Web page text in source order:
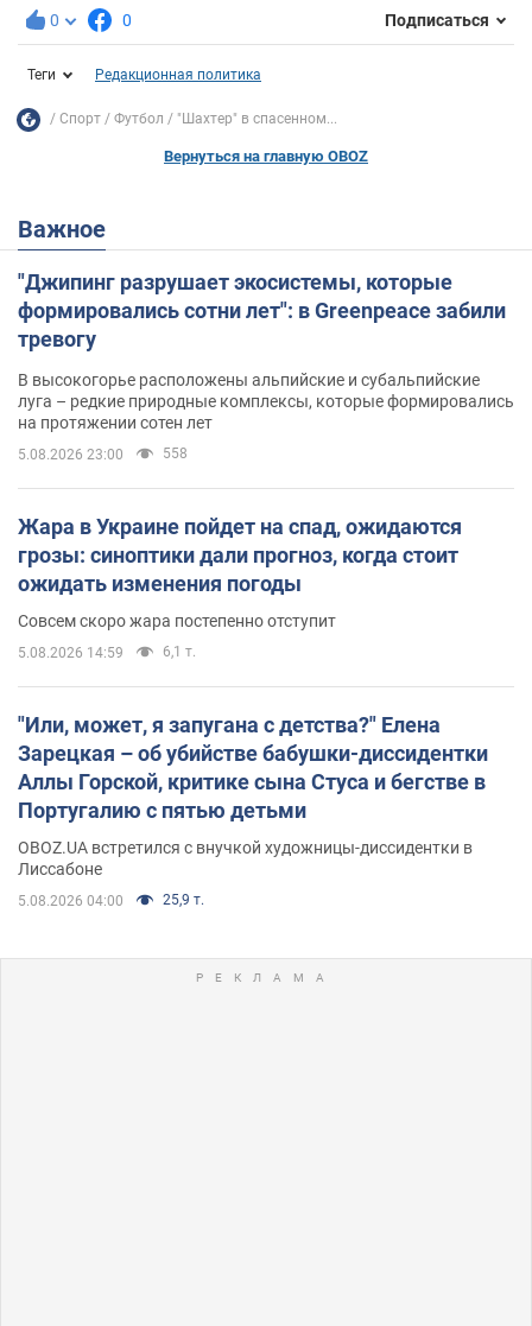
0 0 Подписаться
Теги Редакционная политика
Спорт Футбол "Шахтер" в спасенном...
Вернуться на главную OBOZ
Важное
"Джипинг разрушает экосистемы, которые
формировались сотни лет": в Greenpeace забили
тревогу
В высокогорье расположены альпийские и субальпийские
луга – редкие природные комплексы, которые формировались
на протяжении сотен лет
5.08.2026 23:00 558
Жара в Украине пойдет на спад, ожидаются
грозы: синоптики дали прогноз, когда стоит
ожидать изменения погоды
Совсем скоро жара постепенно отступит
5.08.2026 14:59 6,1 т.
"Или, может, я запугана с детства?" Елена
Зарецкая – об убийстве бабушки-диссидентки
Аллы Горской, критике сына Стуса и бегстве в
Португалию с пятью детьми
OBOZ.UA встретился с внучкой художницы-диссидентки в
Лиссабоне
5.08.2026 04:00 25,9 т.